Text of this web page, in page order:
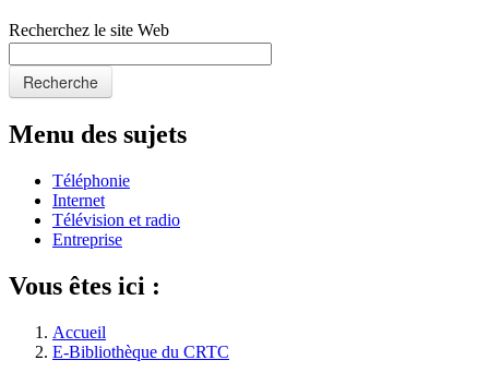
Recherchez le site Web
Recherche
Menu des sujets
Téléphonie
Internet
Télévision et radio
Entreprise
Vous êtes ici :
Accueil
E-Bibliothèque du CRTC